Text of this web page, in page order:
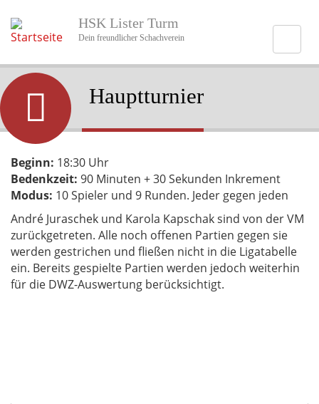
zum
Inhalt
HSK Lister Turm
Dein freundlicher Schachverein
Hauptturnier
Beginn: 18:30 Uhr
Bedenkzeit: 90 Minuten + 30 Sekunden Inkrement
Modus: 10 Spieler und 9 Runden. Jeder gegen jeden
André Juraschek und Karola Kapschak sind von der VM
zurückgetreten. Alle noch offenen Partien gegen sie
werden gestrichen und fließen nicht in die Ligatabelle
ein. Bereits gespielte Partien werden jedoch weiterhin
für die DWZ-Auswertung berücksichtigt.